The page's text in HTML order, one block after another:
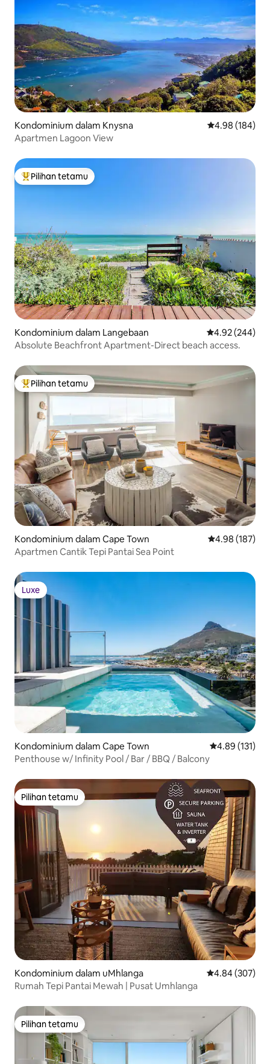
Kondominium dalam Knysna Penarafan
4.98 (184)
Apartmen Lagoon View
Pilihan utama tetamu
Pilihan tetamu
Kondominium dalam Langebaan Penarafan
4.92 (244)
Absolute Beachfront Apartment-Direct beach access.
Pilihan utama tetamu
Pilihan tetamu
Kondominium dalam Cape Town Penarafan
4.98 (187)
Apartmen Cantik Tepi Pantai Sea Point
Luxe
Luxe
Kondominium dalam Cape Town Penarafan
4.89 (131)
Penthouse w/ Infinity Pool / Bar / BBQ / Balcony
Pilihan tetamu
Pilihan tetamu
Kondominium dalam uMhlanga Penarafan
4.84 (307)
Rumah Tepi Pantai Mewah | Pusat Umhlanga
Pilihan tetamu
Pilihan tetamu